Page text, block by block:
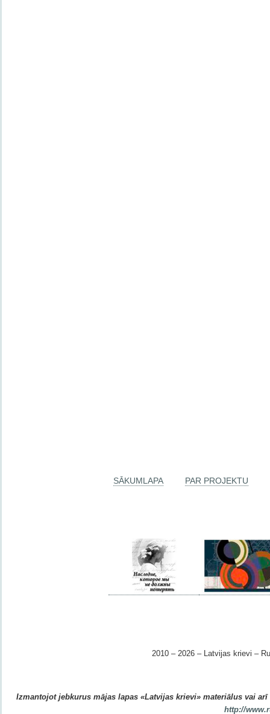
SĀKUMLAPA PAR PROJEKTU
2010 – 2026 – Latvijas krievi –
Izmantojot jebkurus mājas lapas «Latvijas krievi» materiālus vai
http://